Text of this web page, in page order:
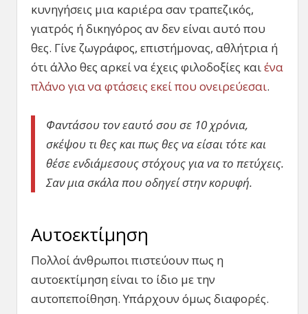
κυνηγήσεις μια καριέρα σαν τραπεζικός,
γιατρός ή δικηγόρος αν δεν είναι αυτό που
θες. Γίνε ζωγράφος, επιστήμονας, αθλήτρια ή
ότι άλλο θες αρκεί να έχεις φιλοδοξίες καιένα
πλάνο για να φτάσεις εκεί που ονειρεύεσαι.
Φαντάσου τον εαυτό σου σε 10 χρόνια,
σκέψου τι θες και πως θες να είσαι τότε και
θέσε ενδιάμεσους στόχους για να το πετύχεις.
Σαν μια σκάλα που οδηγεί στην κορυφή.
Αυτοεκτίμηση
Πολλοί άνθρωποι πιστεύουν πως η
αυτοεκτίμηση είναι το ίδιο με την
αυτοπεποίθηση. Υπάρχουν όμως διαφορές.